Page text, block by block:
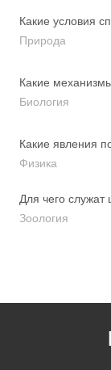
Какие условия
Природа
Какие
Биология
Какие явления
Физика
Для чего служат
Зоология